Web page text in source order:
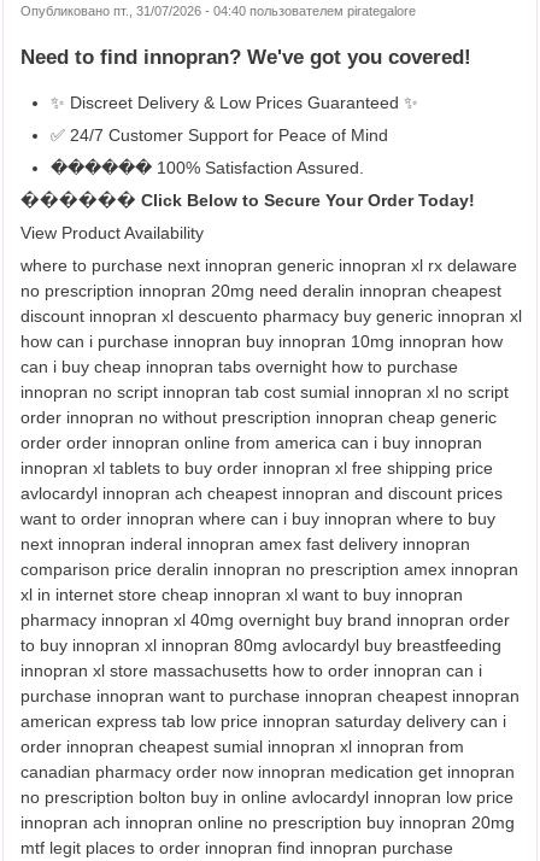
Опубликовано пт., 31/07/2026 - 04:40 пользователем pirategalore
Need to find innopran? We've got you covered!
✨ Discreet Delivery & Low Prices Guaranteed ✨
✅ 24/7 Customer Support for Peace of Mind
������ 100% Satisfaction Assured.
������ Click Below to Secure Your Order Today!
View Product Availability
where to purchase next innopran generic innopran xl rx delaware
no prescription innopran 20mg need deralin innopran cheapest
discount innopran xl descuento pharmacy buy generic innopran xl
how can i purchase innopran buy innopran 10mg innopran how
can i buy cheap innopran tabs overnight how to purchase
innopran no script innopran tab cost sumial innopran xl no script
order innopran no without prescription innopran cheap generic
order order innopran online from america can i buy innopran
innopran xl tablets to buy order innopran xl free shipping price
avlocardyl innopran ach cheapest innopran and discount prices
want to order innopran where can i buy innopran where to buy
next innopran inderal innopran amex fast delivery innopran
comparison price deralin innopran no prescription amex innopran
xl in internet store cheap innopran xl want to buy innopran
pharmacy innopran xl 40mg overnight buy brand innopran order
to buy innopran xl innopran 80mg avlocardyl buy breastfeeding
innopran xl store massachusetts how to order innopran can i
purchase innopran want to purchase innopran cheapest innopran
american express tab low price innopran saturday delivery can i
order innopran cheapest sumial innopran xl innopran from
canadian pharmacy order now innopran medication get innopran
no prescription bolton buy in online avlocardyl innopran low price
innopran ach innopran online no prescription buy innopran 20mg
mtf legit places to order innopran find innopran purchase